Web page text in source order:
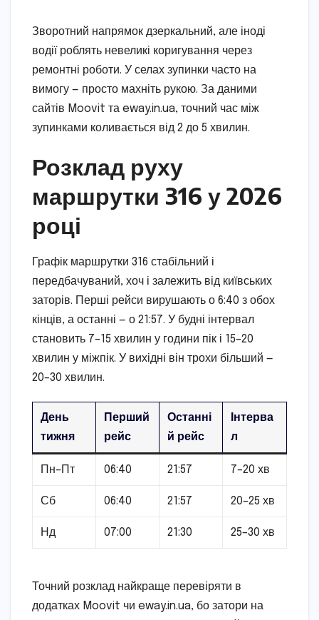
Зворотний напрямок дзеркальний, але іноді
водії роблять невеликі коригування через
ремонтні роботи. У селах зупинки часто на
вимогу — просто махніть рукою. За даними
сайтів Moovit та eway.in.ua, точний час між
зупинками коливається від 2 до 5 хвилин.
Розклад руху
маршрутки 316 у 2026
році
Графік маршрутки 316 стабільний і
передбачуваний, хоч і залежить від київських
заторів. Перші рейси вирушають о 6:40 з обох
кінців, а останні — о 21:57. У будні інтервал
становить 7–15 хвилин у години пік і 15–20
хвилин у міжпік. У вихідні він трохи більший —
20–30 хвилин.
День
тижня
Перший
рейс
Останні
й рейс
Інтерва
л
Пн–Пт 06:40 21:57 7–20 хв
Сб 06:40 21:57 20–25 хв
Нд 07:00 21:30 25–30 хв
Точний розклад найкраще перевіряти в
додатках Moovit чи eway.in.ua, бо затори на